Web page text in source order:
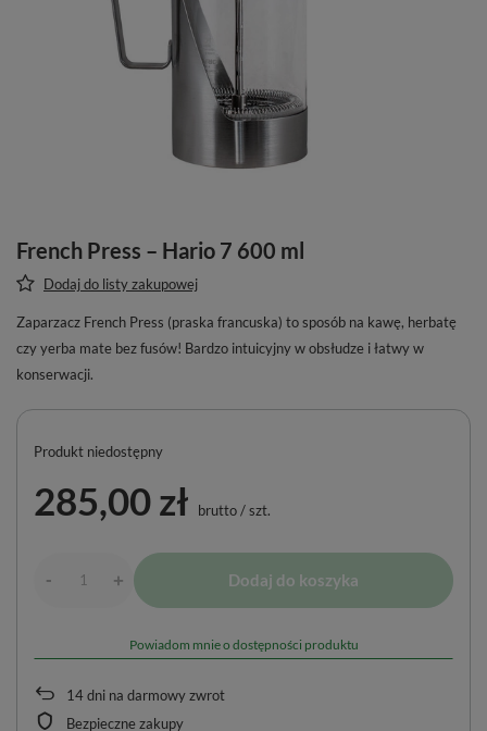
French Press – Hario 7 600 ml
Dodaj do listy zakupowej
Zaparzacz French Press (praska francuska) to sposób na kawę, herbatę
czy yerba mate bez fusów! Bardzo intuicyjny w obsłudze i łatwy w
konserwacji.
14dni na darmowy zwrot
Bezpieczne zakupy
Produkt niedostępny
285,00 zł brutto/szt.
- + Dodaj do koszyka
Powiadom mnie o dostępności produktu